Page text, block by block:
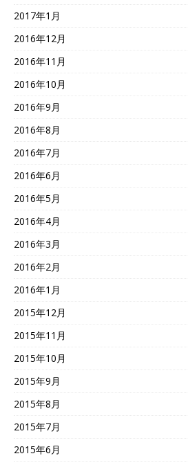
2017年1月
2016年12月
2016年11月
2016年10月
2016年9月
2016年8月
2016年7月
2016年6月
2016年5月
2016年4月
2016年3月
2016年2月
2016年1月
2015年12月
2015年11月
2015年10月
2015年9月
2015年8月
2015年7月
2015年6月